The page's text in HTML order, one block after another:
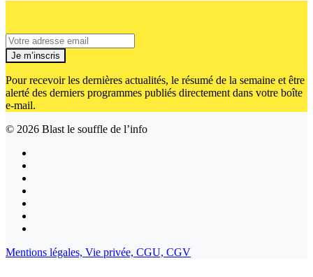
Je m’inscris
Pour recevoir les dernières actualités, le résumé de la semaine et être
alerté des derniers programmes publiés directement dans votre boîte
e-mail.
© 2026 Blast le souffle de l’info
Mentions légales, Vie privée, CGU, CGV